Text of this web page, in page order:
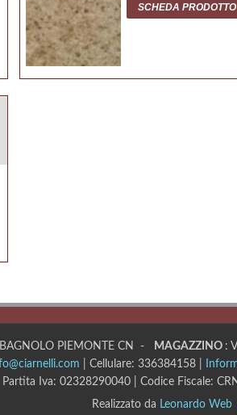
SCHEDA PRODOTTO
PIEMONTE CN - MAGAZZINO :
| Cellulare: 336384158 |
Partita Iva: 02328290040 | Codice Fiscale:
Realizzato da Leonardo Web